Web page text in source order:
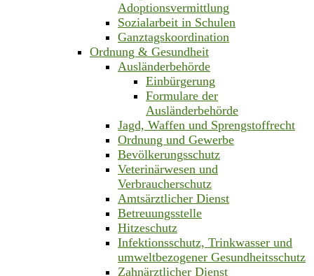
Adoptionsvermittlung
Sozialarbeit in Schulen
Ganztagskoordination
Ordnung & Gesundheit
Ausländerbehörde
Einbürgerung
Formulare der
Ausländerbehörde
Jagd, Waffen und Sprengstoffrecht
Ordnung und Gewerbe
Bevölkerungsschutz
Veterinärwesen und
Verbraucherschutz
Amtsärztlicher Dienst
Betreuungsstelle
Hitzeschutz
Infektionsschutz, Trinkwasser und
umweltbezogener Gesundheitsschutz
Zahnärztlicher Dienst